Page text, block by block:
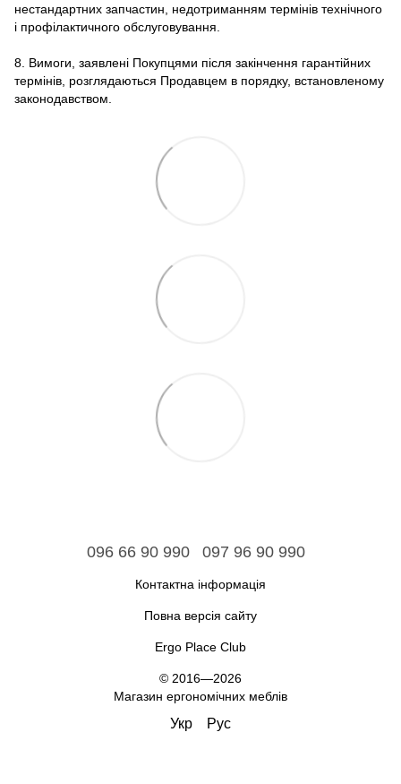
нестандартних запчастин, недотриманням термінів технічного
і профілактичного обслуговування.
8. Вимоги, заявлені Покупцями після закінчення гарантійних
термінів, розглядаються Продавцем в порядку, встановленому
законодавством.
096 66 90 990 097 96 90 990
Контактна інформація
Повна версія сайту
Ergo Place Club
© 2016—2026
Магазин ергономічних меблів
Укр Рус